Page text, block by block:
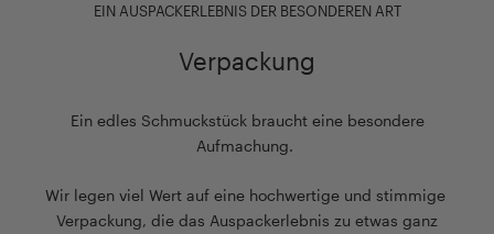
EIN AUSPACKERLEBNIS DER BESONDEREN ART
Verpackung
Ein edles Schmuckstück braucht eine besondere
Aufmachung.
Wir legen viel Wert auf eine hochwertige und stimmige
Verpackung, die das Auspackerlebnis zu etwas ganz